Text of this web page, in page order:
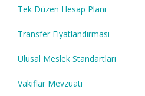
Tek Düzen Hesap Planı
Transfer Fiyatlandırması
Ulusal Meslek Standartları
Vakıflar Mevzuatı